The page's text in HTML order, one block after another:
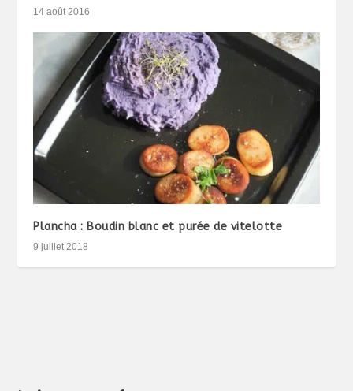
14 août 2016
Plancha : Boudin blanc et purée de vitelotte
9 juillet 2018